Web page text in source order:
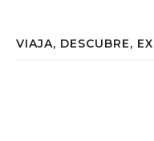
VIAJA, DESCUBRE,